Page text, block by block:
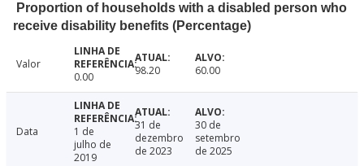
Proportion of households with a disabled person who
receive disability benefits (Percentage)
Valor
0.00
98.20 60.00
Data
1 de
julho de
2019
31 de
dezembro
de 2023
30 de
setembro
de 2025